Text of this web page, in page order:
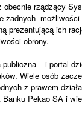
rządzący
żadnych
prezentującą ich
obrony.
– i portal
Wiele osób
z prawem
Pekao SA i